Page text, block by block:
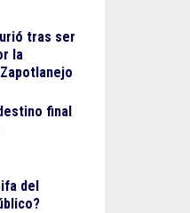
tras ser
la
final
del